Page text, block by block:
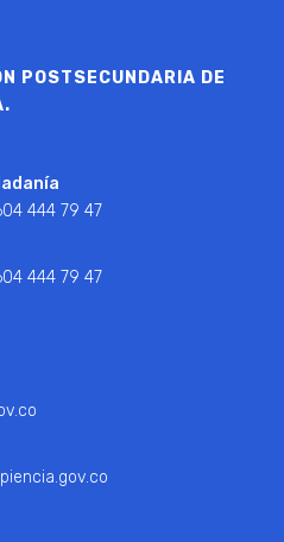
POSTSECUNDARIA DE
444 79 47
444 79 47